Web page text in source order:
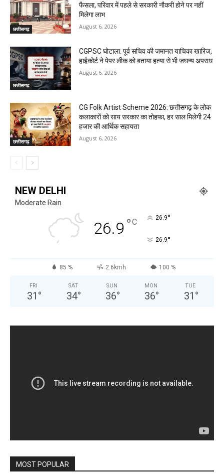
छत्तीसगढ़
फैसला, परिवार में पहले से सरकारी नौकरी होने पर नहीं
मिलेगा लाभ
August 6, 2026
छत्तीसगढ़
CGPSC घोटाला: पूर्व सचिव की जमानत याचिका खारिज,
हाईकोर्ट ने पेपर लीक को बताया हत्या से भी जघन्य अपराध
August 6, 2026
छत्तीसगढ़
CG Folk Artist Scheme 2026: छत्तीसगढ़ के लोक
कलाकारों को साय सरकार का तोहफा, हर साल मिलेगी 24
हजार की आर्थिक सहायता
August 6, 2026
NEW DELHI
Moderate Rain
26.9 °C 26.9°
26.9°
85 % 2.6kmh 100 %
FRI
31 °
SAT
34°
SUN
36°
MON
36°
TUE
31 °
MOST POPULAR